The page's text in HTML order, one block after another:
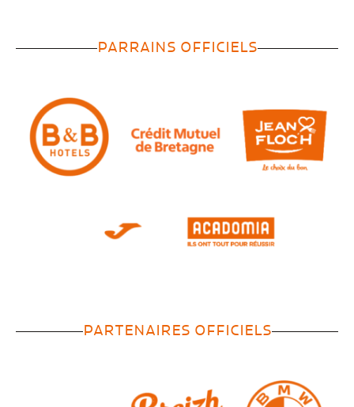
PARRAINS OFFICIELS
PARTENAIRES OFFICIELS